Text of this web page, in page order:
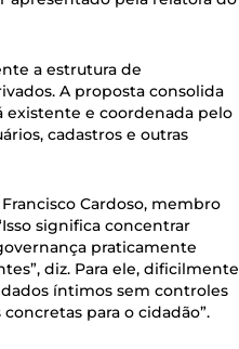
a estrutura de
A proposta consolida
existente e coordenada pelo
cadastros e outras
Cardoso, membro
significa concentrar
praticamente
diz. Para ele, dificilmente
dados íntimos sem controles
para o cidadão”.